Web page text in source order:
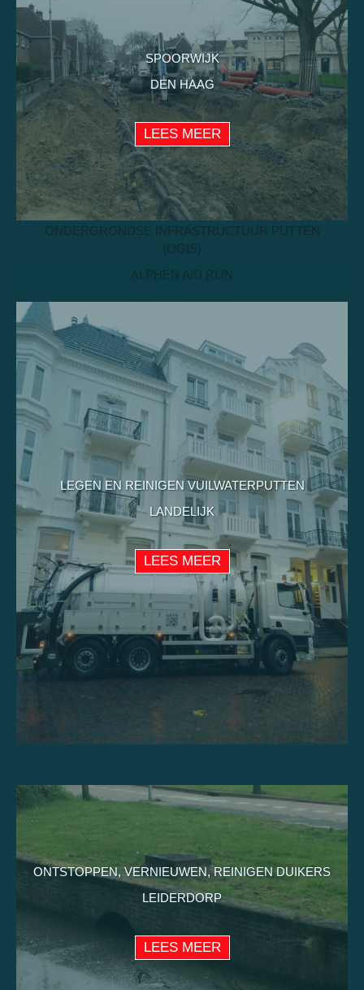
SPOORWIJK
DEN HAAG
LEES MEER
ONDERGRONDSE INFRASTRUCTUUR PUTTEN
(OGIS)
ALPHEN A/D RIJN
LEGEN EN REINIGEN VUILWATERPUTTEN
LANDELIJK
LEES MEER
ONTSTOPPEN, VERNIEUWEN, REINIGEN DUIKERS
LEIDERDORP
LEES MEER